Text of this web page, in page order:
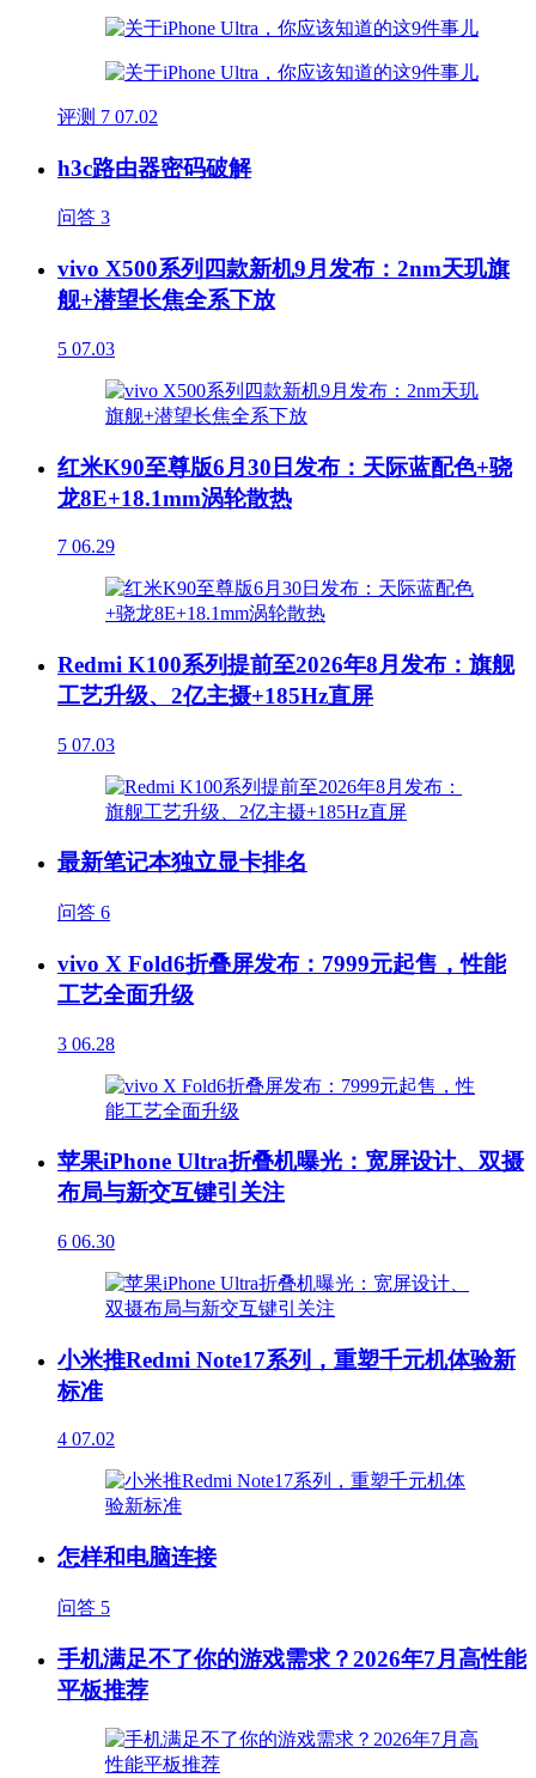
评测 7 07.02
h3c路由器密码破解
问答 3
vivo X500系列四款新机9月发布：2nm天玑旗
舰+潜望长焦全系下放
5 07.03
红米K90至尊版6月30日发布：天际蓝配色+骁
龙8E+18.1mm涡轮散热
7 06.29
Redmi K100系列提前至2026年8月发布：旗舰
工艺升级、2亿主摄+185Hz直屏
5 07.03
最新笔记本独立显卡排名
问答 6
vivo X Fold6折叠屏发布：7999元起售，性能
工艺全面升级
3 06.28
苹果iPhone Ultra折叠机曝光：宽屏设计、双摄
布局与新交互键引关注
6 06.30
小米推Redmi Note17系列，重塑千元机体验新
标准
4 07.02
怎样和电脑连接
问答 5
手机满足不了你的游戏需求？2026年7月高性能
平板推荐